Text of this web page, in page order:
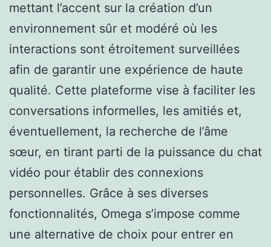
mettant l’accent sur la création d’un
environnement sûr et modéré où les
interactions sont étroitement surveillées
afin de garantir une expérience de haute
qualité. Cette plateforme vise à faciliter les
conversations informelles, les amitiés et,
éventuellement, la recherche de l’âme
sœur, en tirant parti de la puissance du chat
vidéo pour établir des connexions
personnelles. Grâce à ses diverses
fonctionnalités, Omega s’impose comme
une alternative de choix pour entrer en